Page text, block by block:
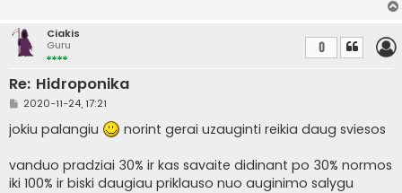
ė
Ciakis
Guru
Re: Hidroponika
0
S
a
n
a
r
t
2020-11-24, 17:21
jokiu palangiu
norint gerai uzauginti reikia daug sviesos
vanduo pradziai 30% ir kas savaite didinant po 30% normos
iki 100% ir biski daugiau priklauso nuo auginimo salygu